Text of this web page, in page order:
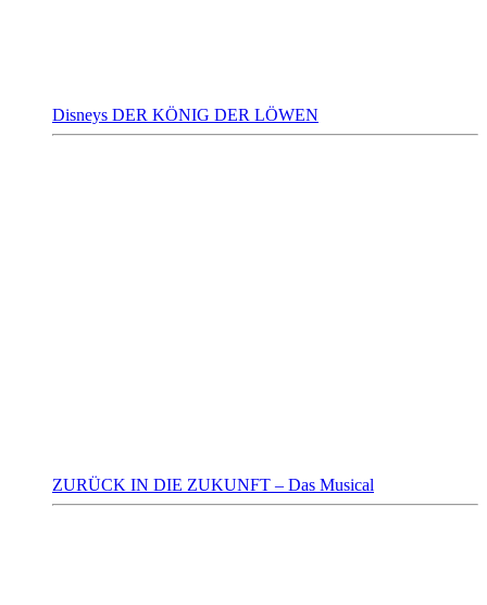
Disneys DER KÖNIG DER LÖWEN
ZURÜCK IN DIE ZUKUNFT – Das Musical